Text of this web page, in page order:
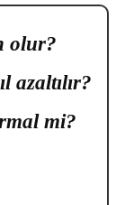
olur?
azaltılır?
mi?